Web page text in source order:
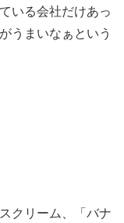
いる会社だけあっ
うまいなぁという
クリーム、「バナ